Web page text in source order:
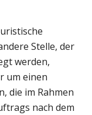
Stelle, der
werden,
um einen
die im Rahmen
nach dem